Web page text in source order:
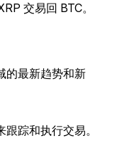
交易回 BTC。
的最新趋势和新
跟踪和执行交易。